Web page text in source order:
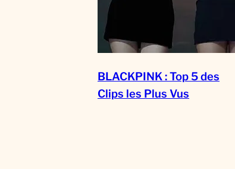
BLACKPINK : Top 5 des
Clips les Plus Vus